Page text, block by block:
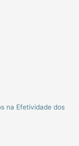
na Efetividade dos